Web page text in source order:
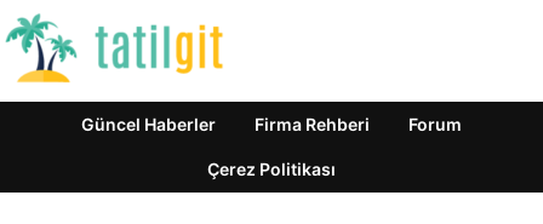
Güncel Haberler Firma Rehberi Forum
Çerez Politikası